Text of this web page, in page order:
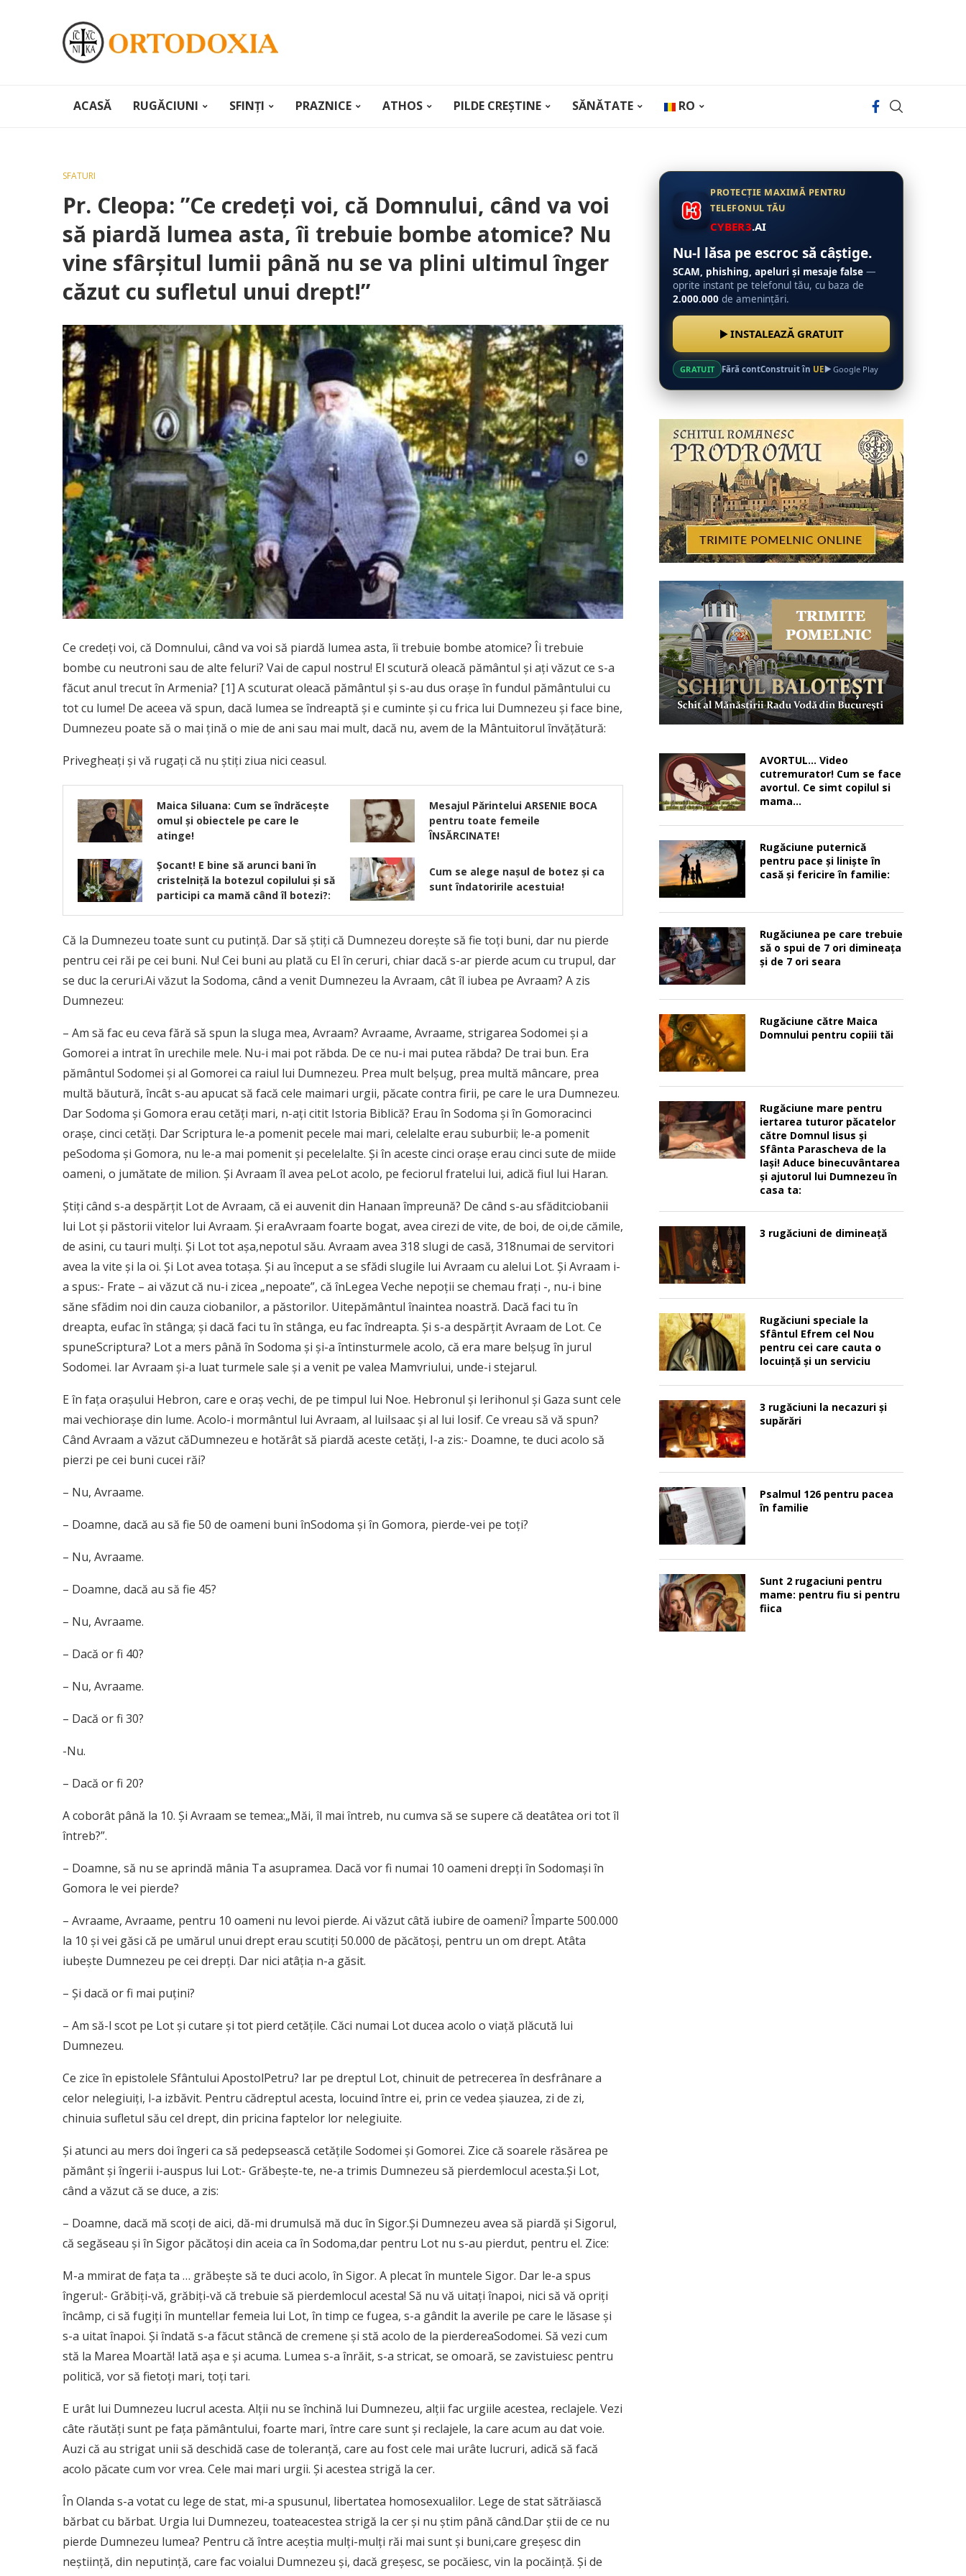
ACASĂ RUGĂCIUNI SFINȚI PRAZNICE ATHOS PILDE CREȘTINE SĂNĂTATE RO
SFATURI
Pr. Cleopa: ”Ce credeţi voi, că Domnului, când va voi
să piardă lumea asta, îi trebuie bombe atomice? Nu
vine sfârşitul lumii până nu se va plini ultimul înger
căzut cu sufletul unui drept!”
Ce credeţi voi, că Domnului, când va voi să piardă lumea asta, îi trebuie bombe atomice? Îi trebuie
bombe cu neutroni sau de alte feluri? Vai de capul nostru! El scutură oleacă pământul şi aţi văzut ce s-a
făcut anul trecut în Armenia? [1] A scuturat oleacă pământul şi s-au dus oraşe în fundul pământului cu
tot cu lume! De aceea vă spun, dacă lumea se îndreaptă şi e cuminte şi cu frica lui Dumnezeu şi face bine,
Dumnezeu poate să o mai ţină o mie de ani sau mai mult, dacă nu, avem de la Mântuitorul învăţătură:
Privegheaţi şi vă rugaţi că nu ştiţi ziua nici ceasul.
Maica Siluana: Cum se îndrăcește
omul şi obiectele pe care le
atinge!
Mesajul Părintelui ARSENIE BOCA
pentru toate femeile
ÎNSĂRCINATE!
Șocant! E bine să arunci bani în
cristelniță la botezul copilului și să
participi ca mamă când îl botezi?:
Cum se alege nașul de botez și ca
sunt îndatoririle acestuia!
Că la Dumnezeu toate sunt cu putinţă. Dar să ştiţi că Dumnezeu doreşte să fie toţi buni, dar nu pierde
pentru cei răi pe cei buni. Nu! Cei buni au plată cu El în ceruri, chiar dacă s-ar pierde acum cu trupul, dar
se duc la ceruri.Ai văzut la Sodoma, când a venit Dumnezeu la Avraam, cât îl iubea pe Avraam? A zis
Dumnezeu:
– Am să fac eu ceva fără să spun la sluga mea, Avraam? Avraame, Avraame, strigarea Sodomei şi a
Gomorei a intrat în urechile mele. Nu-i mai pot răbda. De ce nu-i mai putea răbda? De trai bun. Era
pământul Sodomei şi al Gomorei ca raiul lui Dumnezeu. Prea mult belşug, prea multă mâncare, prea
multă băutură, încât s-au apucat să facă cele maimari urgii, păcate contra firii, pe care le ura Dumnezeu.
Dar Sodoma şi Gomora erau cetăţi mari, n-aţi citit Istoria Biblică? Erau în Sodoma şi în Gomoracinci
oraşe, cinci cetăţi. Dar Scriptura le-a pomenit pecele mai mari, celelalte erau suburbii; le-a pomenit
peSodoma şi Gomora, nu le-a mai pomenit şi pecelelalte. Şi în aceste cinci oraşe erau cinci sute de miide
oameni, o jumătate de milion. Şi Avraam îl avea peLot acolo, pe feciorul fratelui lui, adică fiul lui Haran.
Ştiţi când s-a despărţit Lot de Avraam, că ei auvenit din Hanaan împreună? De când s-au sfăditciobanii
lui Lot şi păstorii vitelor lui Avraam. Şi eraAvraam foarte bogat, avea cirezi de vite, de boi, de oi,de cămile,
de asini, cu tauri mulţi. Şi Lot tot aşa,nepotul său. Avraam avea 318 slugi de casă, 318numai de servitori
avea la vite şi la oi. Şi Lot avea totaşa. Şi au început a se sfădi slugile lui Avraam cu alelui Lot. Şi Avraam i-
a spus:- Frate – ai văzut că nu-i zicea „nepoate”, că înLegea Veche nepoţii se chemau fraţi -, nu-i bine
săne sfădim noi din cauza ciobanilor, a păstorilor. Uitepământul înaintea noastră. Dacă faci tu în
dreapta, eufac în stânga; şi dacă faci tu în stânga, eu fac îndreapta. Şi s-a despărţit Avraam de Lot. Ce
spuneScriptura? Lot a mers până în Sodoma şi şi-a întinsturmele acolo, că era mare belşug în jurul
Sodomei. Iar Avraam şi-a luat turmele sale şi a venit pe valea Mamvriului, unde-i stejarul.
Ε în faţa oraşului Hebron, care e oraş vechi, de pe timpul lui Noe. Hebronul şi Ierihonul şi Gaza sunt cele
mai vechioraşe din lume. Acolo-i mormântul lui Avraam, al luiIsaac şi al lui Iosif. Ce vreau să vă spun?
Când Avraam a văzut căDumnezeu e hotărât să piardă aceste cetăţi, I-a zis:- Doamne, te duci acolo să
pierzi pe cei buni cucei răi?
– Nu, Avraame.
– Doamne, dacă au să fie 50 de oameni buni înSodoma şi în Gomora, pierde-vei pe toţi?
– Nu, Avraame.
– Doamne, dacă au să fie 45?
– Nu, Avraame.
– Dacă or fi 40?
– Nu, Avraame.
– Dacă or fi 30?
-Nu.
– Dacă or fi 20?
A coborât până la 10. Şi Avraam se temea:„Măi, îl mai întreb, nu cumva să se supere că deatâtea ori tot îl
întreb?”.
– Doamne, să nu se aprindă mânia Ta asupramea. Dacă vor fi numai 10 oameni drepţi în Sodomaşi în
Gomora le vei pierde?
– Avraame, Avraame, pentru 10 oameni nu levoi pierde. Ai văzut câtă iubire de oameni? Împarte 500.000
la 10 şi vei găsi că pe umărul unui drept erau scutiţi 50.000 de păcătoşi, pentru un om drept. Atâta
iubeşte Dumnezeu pe cei drepţi. Dar nici atâţia n-a găsit.
– Şi dacă or fi mai puţini?
– Am să-l scot pe Lot şi cutare şi tot pierd cetăţile. Căci numai Lot ducea acolo o viaţă plăcută lui
Dumnezeu.
Ce zice în epistolele Sfântului ApostolPetru? Iar pe dreptul Lot, chinuit de petrecerea în desfrânare a
celor nelegiuiţi, l-a izbăvit. Pentru cădreptul acesta, locuind între ei, prin ce vedea şiauzea, zi de zi,
chinuia sufletul său cel drept, din pricina faptelor lor nelegiuite.
Şi atunci au mers doi îngeri ca să pedepsească cetăţile Sodomei şi Gomorei. Zice că soarele răsărea pe
pământ şi îngerii i-auspus lui Lot:- Grăbeşte-te, ne-a trimis Dumnezeu să pierdemlocul acesta.Şi Lot,
când a văzut că se duce, a zis:
– Doamne, dacă mă scoţi de aici, dă-mi drumulsă mă duc în Sigor.Şi Dumnezeu avea să piardă şi Sigorul,
că segăseau şi în Sigor păcătoşi din aceia ca în Sodoma,dar pentru Lot nu s-au pierdut, pentru el. Zice:
M-a mmirat de faţa ta … grăbeşte să te duci acolo, în Sigor. A plecat în muntele Sigor. Dar le-a spus
îngerul:- Grăbiţi-vă, grăbiţi-vă că trebuie să pierdemlocul acesta! Să nu vă uitaţi înapoi, nici să vă opriţi
încâmp, ci să fugiţi în munte!Iar femeia lui Lot, în timp ce fugea, s-a gândit la averile pe care le lăsase şi
s-a uitat înapoi. Şi îndată s-a făcut stâncă de cremene şi stă acolo de la pierdereaSodomei. Să vezi cum
stă la Marea Moartă! Iată aşa e şi acuma. Lumea s-a înrăit, s-a stricat, se omoară, se zavistuiesc pentru
politică, vor să fietoţi mari, toţi tari.
Ε urât lui Dumnezeu lucrul acesta. Alţii nu se închină lui Dumnezeu, alţii fac urgiile acestea, reclajele. Vezi
câte răutăţi sunt pe faţa pământului, foarte mari, între care sunt şi reclajele, la care acum au dat voie.
Auzi că au strigat unii să deschidă case de toleranţă, care au fost cele mai urâte lucruri, adică să facă
acolo păcate cum vor vrea. Cele mai mari urgii. Şi acestea strigă la cer.
În Olanda s-a votat cu lege de stat, mi-a spusunul, libertatea homosexualilor. Lege de stat sătrăiască
bărbat cu bărbat. Urgia lui Dumnezeu, toateacestea strigă la cer şi nu ştim până când.Dar ştii de ce nu
pierde Dumnezeu lumea? Pentru că între aceştia mulţi-mulţi răi mai sunt şi buni,care greşesc din
neştiinţă, din neputinţă, care fac voialui Dumnezeu şi, dacă greşesc, se pocăiesc, vin la pocăinţă. Şi de
PROTECȚIE MAXIMĂ PENTRU
TELEFONUL TĂU
CYBER3.AI
Nu-l lăsa pe escroc să câștige.
SCAM, phishing, apeluri și mesaje false —
oprite instant pe telefonul tău, cu baza de
2.000.000 de amenințări.
INSTALEAZĂ GRATUIT
GRATUIT Fără contConstruit în UE Google Play
AVORTUL… Video
cutremurator! Cum se face
avortul. Ce simt copilul si
mama…
Rugăciune puternică
pentru pace şi linişte în
casă şi fericire în familie:
Rugăciunea pe care trebuie
să o spui de 7 ori dimineața
și de 7 ori seara
Rugăciune către Maica
Domnului pentru copiii tăi
Rugăciune mare pentru
iertarea tuturor păcatelor
către Domnul Iisus şi
Sfânta Parascheva de la
Iaşi! Aduce binecuvântarea
şi ajutorul lui Dumnezeu în
casa ta:
3 rugăciuni de dimineață
Rugăciuni speciale la
Sfântul Efrem cel Nou
pentru cei care cauta o
locuinţă şi un serviciu
3 rugăciuni la necazuri și
supărări
Psalmul 126 pentru pacea
în familie
Sunt 2 rugaciuni pentru
mame: pentru fiu si pentru
fiica